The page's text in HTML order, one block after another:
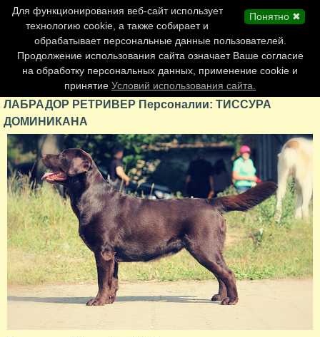
Главная страница
Обновления сайта
Контакты
Персоналии
Форум
ЛАБРАДОР РЕТРИВЕР Персоналии: ТИССУРА
ДОМИНИКАНА
Понятно ✖
Для функционирования веб-сайт использует
технологию cookie, а также собирает и
обрабатывает персональные данные пользователей.
Продолжение использования сайта означает Ваше согласие
на обработку персональных данных, применение cookie и
принятие Условий использования сайта.